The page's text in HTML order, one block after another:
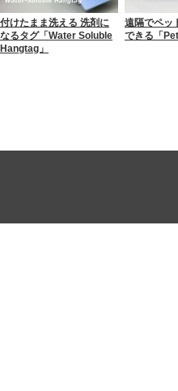
付けたまま洗える 洗剤に
なるタグ「Water Soluble
Hangtag」
遠隔でペッ
できる「